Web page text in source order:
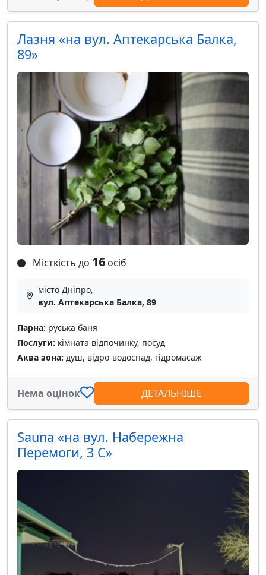
Лазня «на вул. Аптекарська Балка,
89»
Місткість до 16 осіб
місто Дніпро,
вул. Аптекарська Балка, 89
Парна: руська баня
Послуги: кімната відпочинку, посуд
Аква зона: душ, відро-водоспад, гідромасаж
Нема оцінок ДЕТАЛЬНІШЕ
Sauna «на вул. Набережна
Перемоги, 3 С»